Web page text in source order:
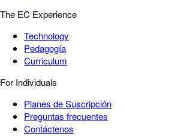
The EC Experience
Technology
Pedagogía
Curriculum
For Individuals
Planes de Suscripción
Preguntas frecuentes
Contáctenos